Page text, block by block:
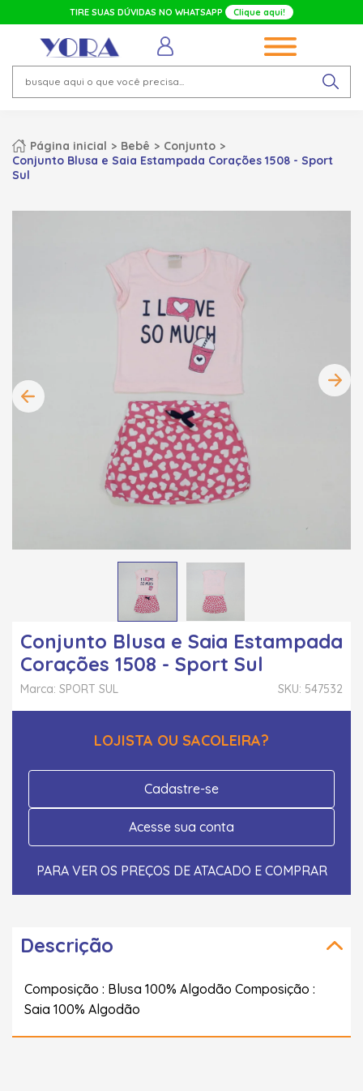
TIRE SUAS DÚVIDAS NO WHATSAPP Clique aqui!
Página inicial Bebê
Conjunto
Conjunto Blusa e Saia Estampada Corações 1508 - Sport
Sul
Conjunto Blusa e Saia Estampada
Corações 1508 - Sport Sul
SKU: 547532
Marca: SPORT SUL
LOJISTA OU SACOLEIRA?
Cadastre-se
Acesse sua conta
PARA VER OS PREÇOS DE ATACADO E COMPRAR
Descrição
Composição : Blusa 100% Algodão Composição :
Saia 100% Algodão